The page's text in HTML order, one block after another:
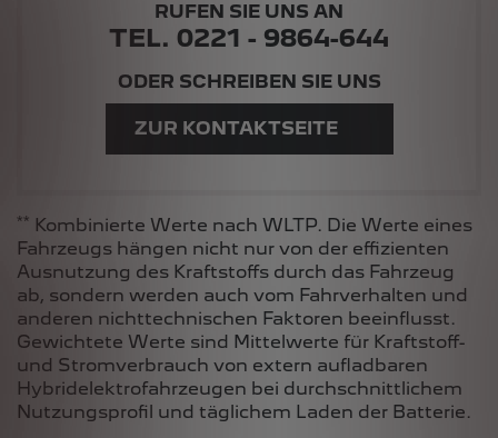
RUFEN SIE UNS AN
TEL. 0221 - 9864-644
ODER SCHREIBEN SIE UNS
ZUR KONTAKTSEITE
** Kombinierte Werte nach WLTP. Die Werte eines
Fahrzeugs hängen nicht nur von der effizienten
Ausnutzung des Kraftstoffs durch das Fahrzeug
ab, sondern werden auch vom Fahrverhalten und
anderen nichttechnischen Faktoren beeinflusst.
Gewichtete Werte sind Mittelwerte für Kraftstoff-
und Stromverbrauch von extern aufladbaren
Hybridelektrofahrzeugen bei durchschnittlichem
Nutzungsprofil und täglichem Laden der Batterie.